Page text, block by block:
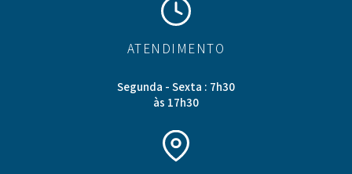
ATENDIMENTO
Segunda - Sexta : 7h30
às 17h30